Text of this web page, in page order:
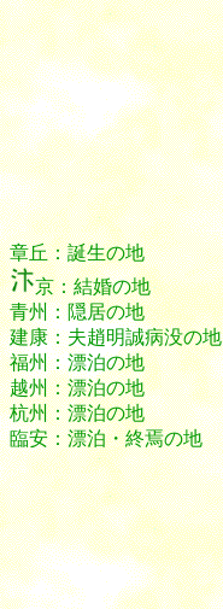
章丘：誕生の地
京：結婚の地
青州：隠居の地
建康：夫趙明誠病没の地
福州：漂泊の地
越州：漂泊の地
杭州：漂泊の地
臨安：漂泊・終焉の地